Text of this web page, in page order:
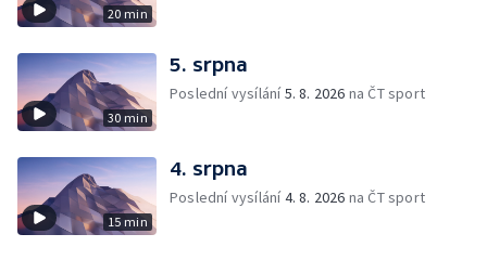
20 min
30 min
5. srpna
Poslední vysílání5. 8. 2026 na ČT sport
15 min
4. srpna
Poslední vysílání4. 8. 2026 na ČT sport